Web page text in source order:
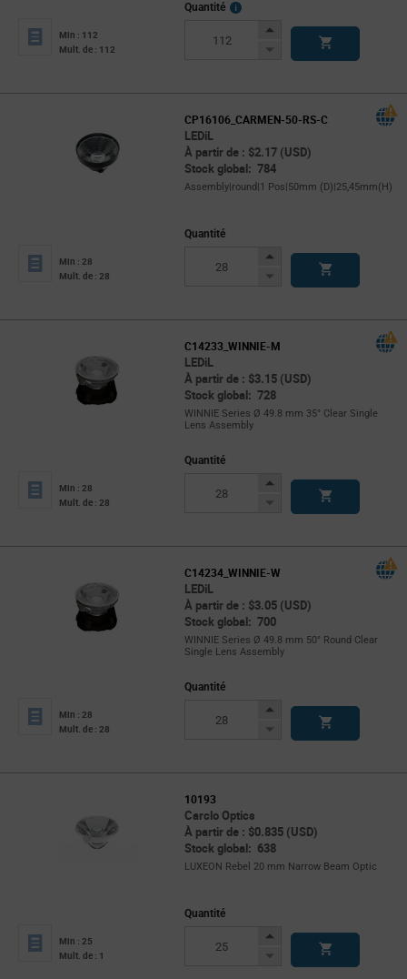
Min : 112
Mult. de : 112
Quantité
More
Increase
Decrease
CP16106_CARMEN-50-RS-C
LEDiL
À partir de : $2.17 (USD)
Stock global: 784
Assembly|round|1 Pos|50mm (D)|25,45mm(H)
Min : 28
Mult. de : 28
Quantité
Increase
Decrease
C14233_WINNIE-M
LEDiL
À partir de : $3.15 (USD)
Stock global: 728
WINNIE Series Ø 49.8 mm 35° Clear Single
Lens Assembly
Min : 28
Mult. de : 28
Quantité
Increase
Decrease
C14234_WINNIE-W
LEDiL
À partir de : $3.05 (USD)
Stock global: 700
WINNIE Series Ø 49.8 mm 50° Round Clear
Single Lens Assembly
Min : 28
Mult. de : 28
Quantité
Increase
Decrease
10193
Carclo Optics
À partir de : $0.835 (USD)
Stock global: 638
LUXEON Rebel 20 mm Narrow Beam Optic
Min : 25
Mult. de : 1
Quantité
Increase
Decrease